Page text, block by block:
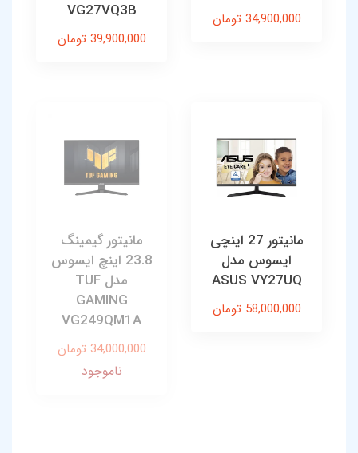
34,900,000 تومان
VG27VQ3B
39,900,000 تومان
مانیتور 27 اینچی
ایسوس مدل
ASUS VY27UQ
58,000,000 تومان
مانیتور گیمینگ
23.8 اینچ ایسوس
مدل TUF
GAMING
VG249QM1A
34,000,000 تومان
ناموجود